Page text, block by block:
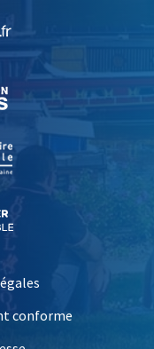
, Ouvre une nouvelle
, Ouvre une nouvelle
conforme